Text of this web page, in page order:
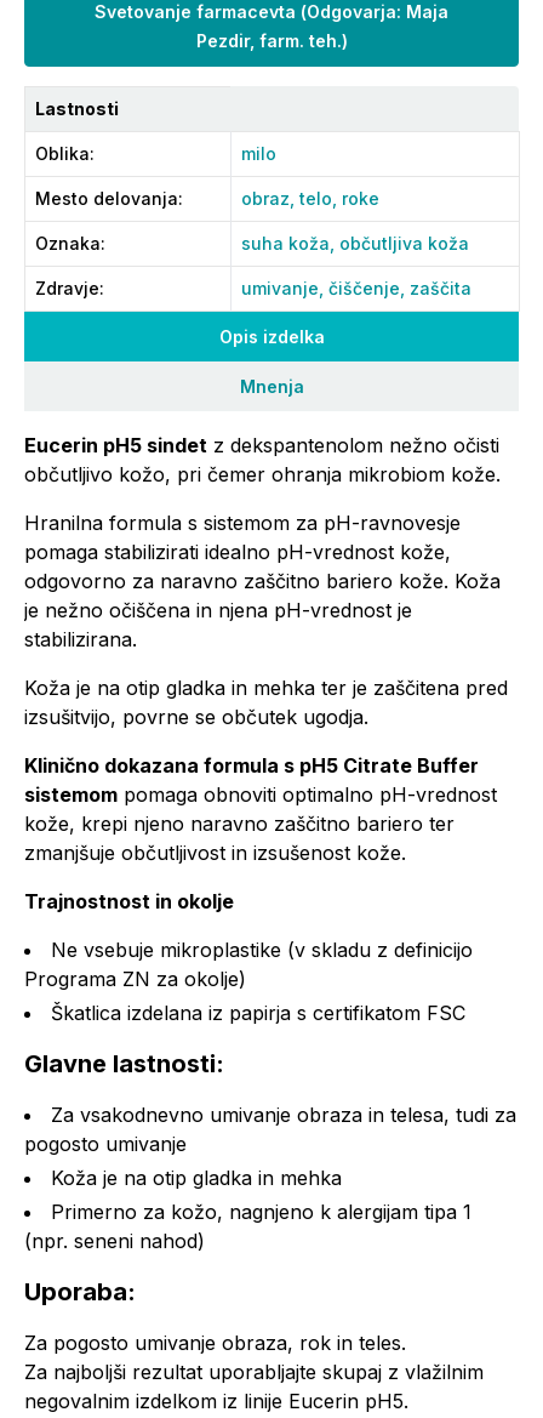
Opis izdelka
Mnenja
Eucerin pH5 sindet z dekspantenolom nežno očisti
občutljivo kožo, pri čemer ohranja mikrobiom kože.
Hranilna formula s sistemom za pH-ravnovesje
pomaga stabilizirati idealno pH-vrednost kože,
odgovorno za naravno zaščitno bariero kože. Koža
je nežno očiščena in njena pH-vrednost je
stabilizirana.
Koža je na otip gladka in mehka ter je zaščitena pred
izsušitvijo, povrne se občutek ugodja.
Klinično dokazana formula s pH5 Citrate Buffer
sistemom pomaga obnoviti optimalno pH-vrednost
kože, krepi njeno naravno zaščitno bariero ter
zmanjšuje občutljivost in izsušenost kože.
Trajnostnost in okolje
Ne vsebuje mikroplastike (v skladu z definicijo
Programa ZN za okolje)
Škatlica izdelana iz papirja s certifikatom FSC
Glavne lastnosti:
Za vsakodnevno umivanje obraza in telesa, tudi za
pogosto umivanje
Koža je na otip gladka in mehka
Primerno za kožo, nagnjeno k alergijam tipa 1
(npr. seneni nahod)
Uporaba:
Za pogosto umivanje obraza, rok in teles.
Za najboljši rezultat uporabljajte skupaj z vlažilnim
negovalnim izdelkom iz linije Eucerin pH5.
Svetovanje farmacevta (Odgovarja: Maja
Pezdir, farm. teh.)
Lastnosti
Oblika: milo
Mesto delovanja: obraz,telo, roke
Oznaka: suha koža, občutljiva koža
Zdravje: umivanje, čiščenje, zaščita